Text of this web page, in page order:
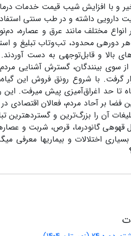
و با افزایش شیب قیمت خدمات
دارویی داشته و در طب سنتی
مختلف مانند عرق و عصاره،
دوره‏ی محدود، تب‌وتاب تبلیغ و
بالا و قابل‌توجهی به دست
از سوی بینندگان، گسترش آشنایی
گرفت. با شروع رونق فروش این
تا حد اغراق‌آمیزی پیش می‏رفت.
فضا بر آحاد مردم، فعالان
آن را بزرگ‌ترین و
قهوه‏ی گانودرما، قرص، شربت و
بسیاری اختلالات و بیماری‏ها معرفی